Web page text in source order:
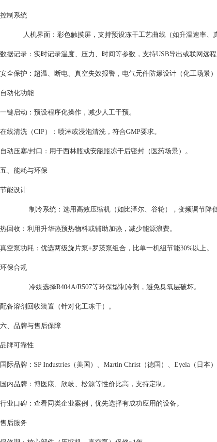
控制系统
人机界面：彩色触摸屏，支持预设冻干工艺曲线（如升温速率、
数据记录：实时记录温度、压力、时间等参数，支持USB导出或联网远
安全保护：超温、断电、真空失效报警，电气元件防爆设计（化工场景
自动化功能
一键启动：预设程序化操作，减少人工干预。
在线清洗（CIP）：喷淋或浸泡清洗，符合GMP要求。
自动压塞/封口：用于西林瓶或安瓿瓶冻干后密封（医药场景）。
五、能耗与环保
节能设计
制冷系统：选用高效压缩机（如比泽尔、谷轮），变频调节降
热回收：利用升华热预热物料或辅助加热，减少能源浪费。
真空泵功耗：优选两级旋片泵+罗茨泵组合，比单一机组节能30%以上。
环保合规
冷媒选择R404A/R507等环保型制冷剂，避免臭氧层破坏。
配备溶剂回收装置（针对化工冻干）。
六、品牌与售后保障
品牌可靠性
国际品牌：SP Industries（美国）、Martin Christ（德国）、Eyela（日本
国内品牌：博医康、欣岐、松源等性价比高，支持定制。
行业口碑：查看同类企业案例，优先选择有成功应用的设备。
售后服务